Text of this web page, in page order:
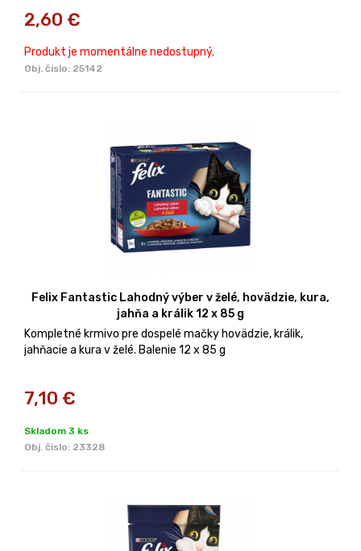
2,60 €
Produkt je momentálne nedostupný.
Obj. čislo: 25142
Felix Fantastic Lahodný výber v želé, hovädzie, kura,
jahňa a králik 12 x 85 g
Kompletné krmivo pre dospelé mačky hovädzie, králik,
jahňacie a kura v želé. Balenie 12 x 85 g
7,10 €
Skladom 3 ks
Obj. čislo: 23328